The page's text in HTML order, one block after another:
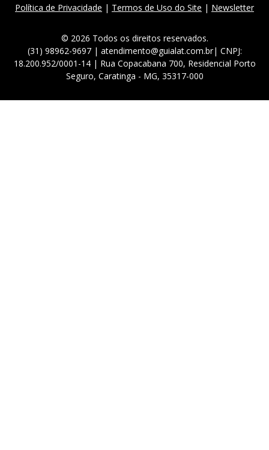
Política de Privacidade | Termos de Uso do Site | Newsletter
© 2026 Todos os direitos reservados.
(31) 98962-9697 | atendimento@guialat.com.br| CNPJ:
18.200.952/0001-14 | Rua Copacabana 700, Residencial Porto
Seguro, Caratinga - MG, 35317-000